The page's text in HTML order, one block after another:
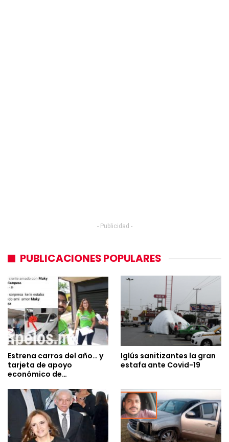
- Publicidad -
PUBLICACIONES POPULARES
Estrena carros del año… y
tarjeta de apoyo
económico de…
Iglús sanitizantes la gran
estafa ante Covid-19